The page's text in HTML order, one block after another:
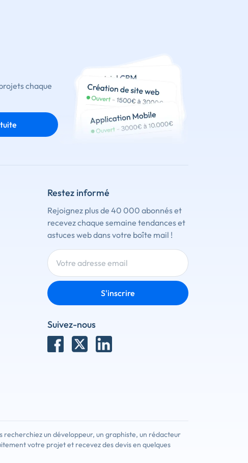
chaque
Restez informé
Rejoignez plus de 40 000 abonnés et
recevez chaque semaine tendances et
astuces web dans votre boîte mail !
S'inscrire
Suivez-nous
un développeur, un graphiste, un rédacteur
votre projet et recevez des devis en quelques